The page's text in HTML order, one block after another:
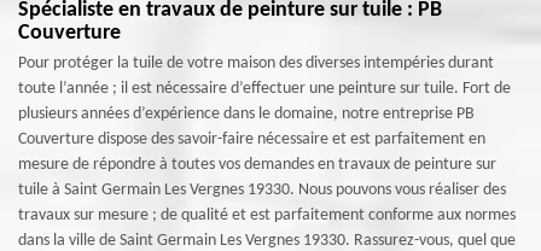
Spécialiste en travaux de peinture sur tuile : PB
Couverture
Pour protéger la tuile de votre maison des diverses intempéries durant
toute l’année ; il est nécessaire d’effectuer une peinture sur tuile. Fort de
plusieurs années d’expérience dans le domaine, notre entreprise PB
Couverture dispose des savoir-faire nécessaire et est parfaitement en
mesure de répondre à toutes vos demandes en travaux de peinture sur
tuile à Saint Germain Les Vergnes 19330. Nous pouvons vous réaliser des
travaux sur mesure ; de qualité et est parfaitement conforme aux normes
dans la ville de Saint Germain Les Vergnes 19330. Rassurez-vous, quel que